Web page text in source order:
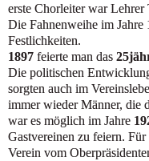
erste Chorleiter war Lehrer
Die Fahnenweihe im Jahre
Festlichkeiten.
1897 feierte man das
Die politischen
sorgten auch im
immer wieder Männer, die
war es möglich im Jahre
Gastvereinen zu feiern.
Verein vom